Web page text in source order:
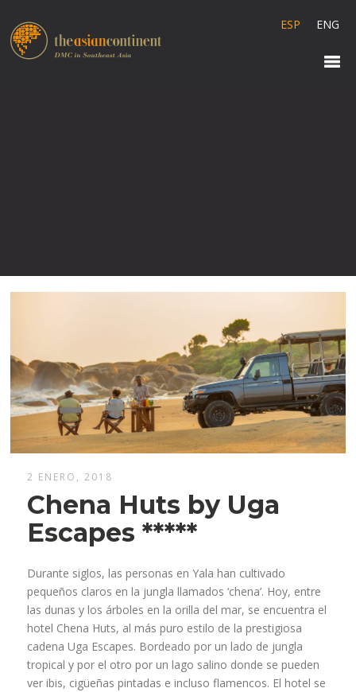
ESP ENG
2 ENERO, 2018
Chena Huts by Uga
Escapes *****
Durante siglos, las personas en Yala han cultivado
pequeños claros en la jungla llamados ‘chena’. Hoy, entre
las dunas y los árboles en la orilla del mar, se encuentra el
hotel Chena Huts, al más puro estilo de la prestigiosa
cadena Uga Escapes. Bordeado por un lado de jungla
tropical y por el otro por un lago salino donde se pueden
ver ibis, cigüeñas pintadas e incluso flamencos. El hotel se